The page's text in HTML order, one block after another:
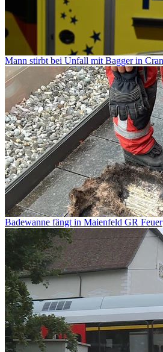
Mann stirbt bei Unfall mit Bagger in
Badewanne fängt in Maienfeld GR Feuer